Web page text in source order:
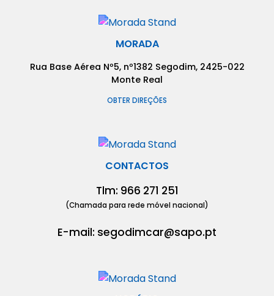
MORADA
Rua Base Aérea Nº5, nº1382 Segodim, 2425-022
Monte Real
OBTER DIREÇÕES
CONTACTOS
Tlm: 966 271 251
(Chamada para rede móvel nacional)
E-mail: segodimcar@sapo.pt